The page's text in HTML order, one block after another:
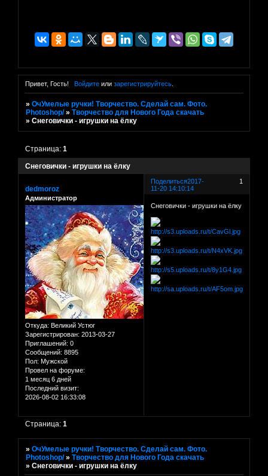
Привет, Гость! Войдитеили зарегистрируйтесь.
»ОчУмелые ручки! Творчество. Сделай сам. Фото.
Photoshop/ »Творчество для Нового Года скачать
»Снеговички - игрушки на ёлку
Снеговички - игрушки на ёлку
Страница:1
Поделиться 1
2017-
11-20 14:10:14
dedmoroz
Администратор
Откуда: Великий Устюг
Зарегистрирован: 2013-03-27
Приглашений: 0
Сообщений: 8895
Пол: Мужской
Провел на форуме:
1 месяц 6 дней
Последний визит:
2026-08-02 16:33:08
Снеговички - игрушки на ёлку
Страница:1
»ОчУмелые ручки! Творчество. Сделай сам. Фото.
Photoshop/ »Творчество для Нового Года скачать
»Снеговички - игрушки на ёлку